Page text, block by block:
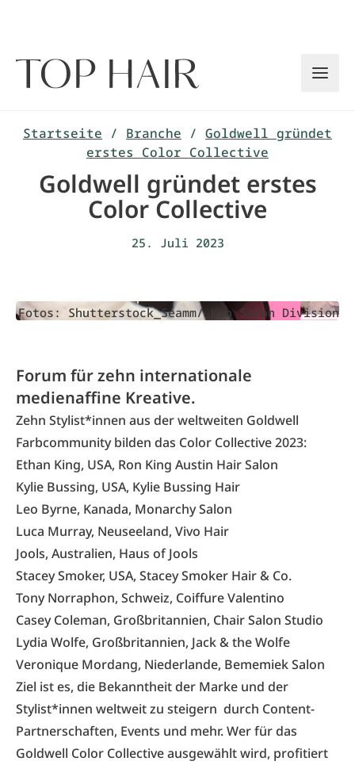
Startseite / Branche / Goldwell gründet
erstes Color Collective
Goldwell gründet erstes
Color Collective
25. Juli 2023
Fotos: Shutterstock_Seamm/ Kao Salon Division
Forum für zehn internationale
medienaffine Kreative.
Zehn Stylist*innen aus der weltweiten Goldwell
Farbcommunity bilden das Color Collective 2023:
Ethan King, USA, Ron King Austin Hair Salon
Kylie Bussing, USA, Kylie Bussing Hair
Leo Byrne, Kanada, Monarchy Salon
Luca Murray, Neuseeland, Vivo Hair
Jools, Australien, Haus of Jools
Stacey Smoker, USA, Stacey Smoker Hair & Co.
Tony Norraphon, Schweiz, Coiffure Valentino
Casey Coleman, Großbritannien, Chair Salon Studio
Lydia Wolfe, Großbritannien, Jack & the Wolfe
Veronique Mordang, Niederlande, Bememiek Salon
Ziel ist es, die Bekanntheit der Marke und der
Stylist*innen weltweit zu steigern durch Content-
Partnerschaften, Events und mehr. Wer für das
Goldwell Color Collective ausgewählt wird, profitiert